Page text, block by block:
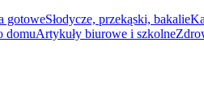
gotoweSłodycze, przekąski, bakalie
domuArtykuły biurowe i szkolne